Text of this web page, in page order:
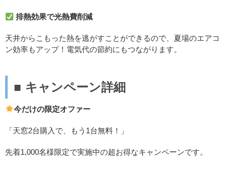
排熱効果で光熱費削減
天井からこもった熱を逃がすことができるので、夏場のエアコ
ン効率もアップ！電気代の節約にもつながります。
■ キャンペーン詳細
今だけの限定オファー
「天窓2台購入で、もう1台無料！」
先着1,000名様限定で実施中の超お得なキャンペーンです。